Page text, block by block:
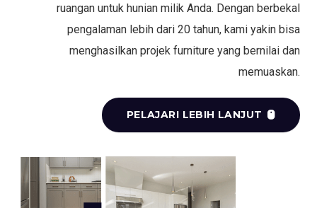
ruangan untuk hunian milik Anda. Dengan berbekal
pengalaman lebih dari 20 tahun, kami yakin bisa
menghasilkan projek furniture yang bernilai dan
memuaskan.
PELAJARI LEBIH LANJUT